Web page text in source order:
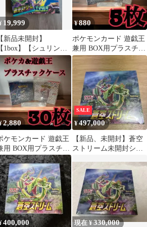
19,999
【新品未開封】
【1box】【シュリンク
し・ペリペリあり】
トームエメラルダ
¥880
ポケモンカード 遊戯王
兼用 BOX用プラスチッ
クケース ボックスロ
ーダー51
2,880
ケモンカード 遊戯王
用 BOX用プラスチッ
ケース ボックスロ
ダー54
SALE
¥497,000
【新品、未開封】蒼空
ストリーム未開封シュ
400,000 現在 ¥330,000